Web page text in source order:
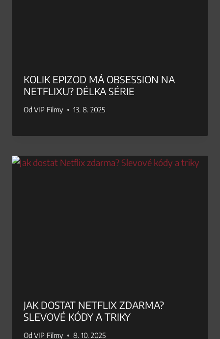
KOLIK EPIZOD MÁ OBSESSION NA
NETFLIXU? DÉLKA SÉRIE
Od VIP Filmy 13. 8. 2025
JAK DOSTAT NETFLIX ZDARMA?
SLEVOVÉ KÓDY A TRIKY
Od VIP Filmy 8. 10. 2025